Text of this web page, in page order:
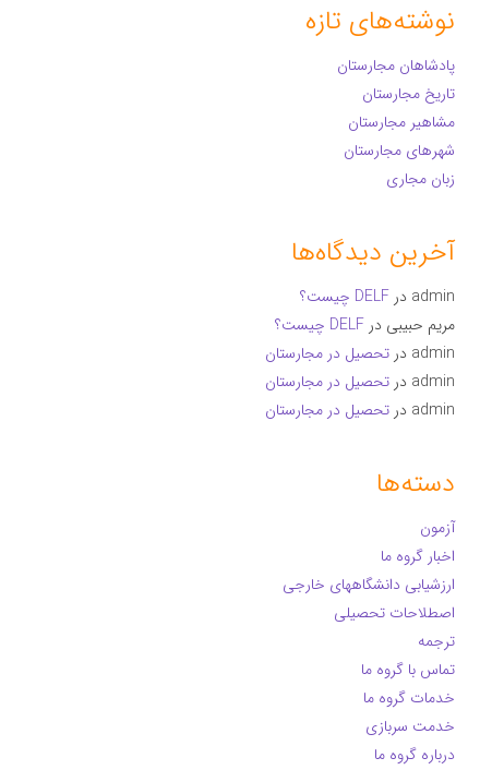
نوشته‌های تازه
پادشاهان مجارستان
تاریخ مجارستان
مشاهیر مجارستان
شهرهای مجارستان
زبان مجاری
آخرین دیدگاه‌ها
admin در DELF چیست؟
مریم حبیبی در DELF چیست؟
admin در تحصیل در مجارستان
admin در تحصیل در مجارستان
admin در تحصیل در مجارستان
دسته‌ها
آزمون
اخبار گروه ما
ارزشیابی دانشگاههای خارجی
اصطلاحات تحصیلی
ترجمه
تماس با گروه ما
خدمات گروه ما
خدمت سربازی
درباره گروه ما